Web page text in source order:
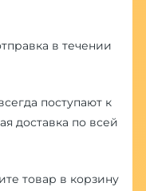
в течении
поступают к
доставка по всей
товар в корзину